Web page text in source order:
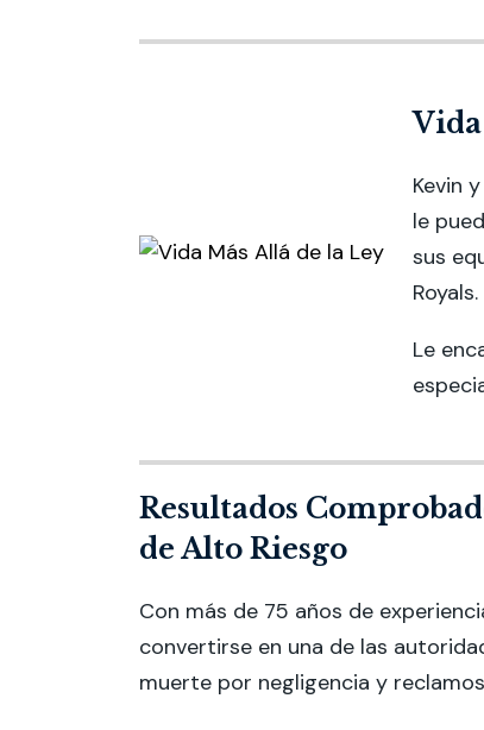
Kevin
le
sus
Royals.
Le
Resultados
de Alto Riesgo
Con más de 75 años de
convertirse en una de las
muerte por negligencia y